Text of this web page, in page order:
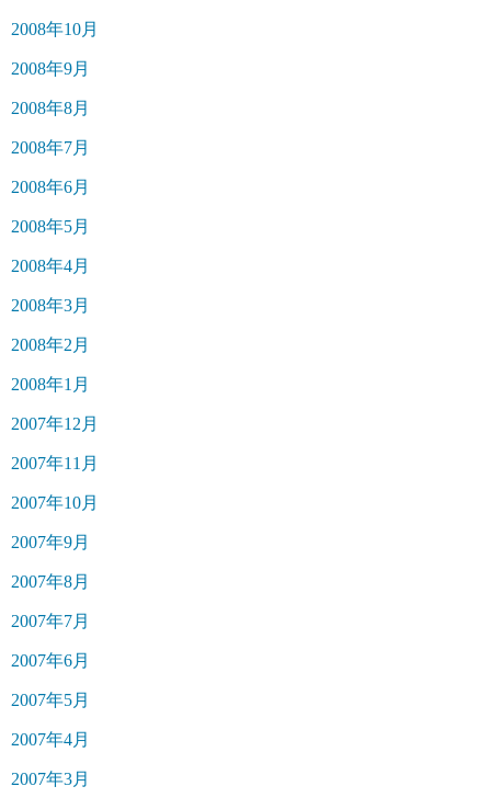
2008年10月
2008年9月
2008年8月
2008年7月
2008年6月
2008年5月
2008年4月
2008年3月
2008年2月
2008年1月
2007年12月
2007年11月
2007年10月
2007年9月
2007年8月
2007年7月
2007年6月
2007年5月
2007年4月
2007年3月